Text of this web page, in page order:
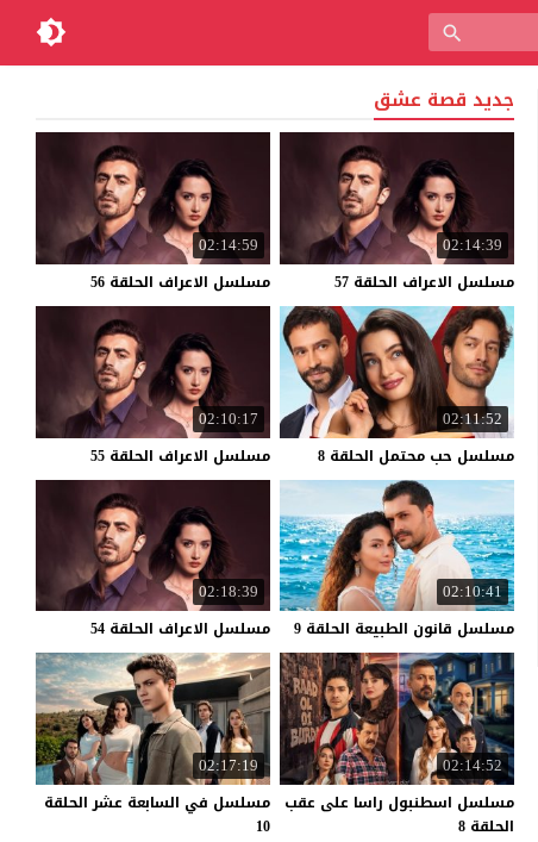
جديد قصة عشق
02:14:39
مسلسل الاعراف الحلقة 57
02:14:59
مسلسل الاعراف الحلقة 56
02:11:52
مسلسل حب محتمل الحلقة 8
02:10:17
مسلسل الاعراف الحلقة 55
02:10:41
مسلسل قانون الطبيعة الحلقة 9
02:18:39
مسلسل الاعراف الحلقة 54
02:14:52
مسلسل اسطنبول راسا على عقب
الحلقة 8
02:17:19
مسلسل في السابعة عشر الحلقة
10